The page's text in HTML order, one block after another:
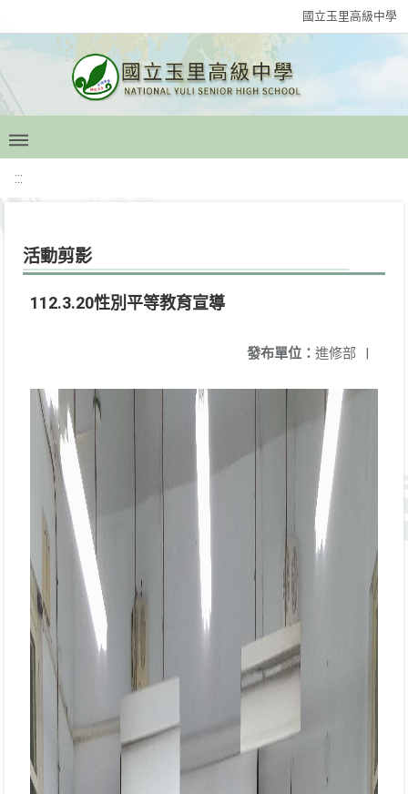
國立玉里高級中學
:::
活動剪影
112.3.20性別平等教育宣導
發布單位： 進修部 |